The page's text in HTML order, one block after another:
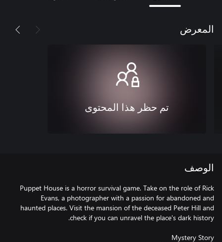
المعرض
تم حظر هذا المحتوى
الوصف
Puppet House is a horror survival game. Take on the role of Rick
Evans, a photographer with a passion for abandoned and
haunted places. Visit the mansion of the deceased Peter Hill and